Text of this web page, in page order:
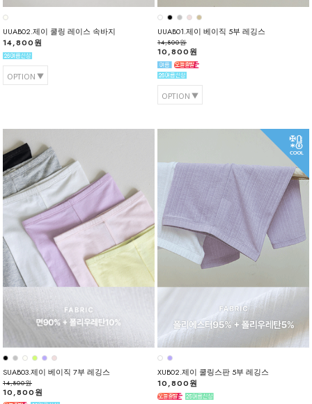
UUAB02.제이 쿨링 레이스 속바지
14,800원
OPTION
UUAB01.제이 베이직 5부 레깅스
14,800원
10,800원
OPTION
SUAB03.제이 베이직 7부 레깅스
14,800원
10,800원
XUB02.제이 쿨링스판 5부 레깅스
10,800원